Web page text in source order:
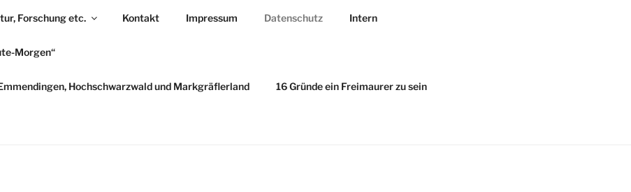
Forschung etc. Kontakt Impressum Datenschutz Intern
Morgen“
Hochschwarzwald und Markgräflerland 16 Gründe ein Freimaurer zu sein